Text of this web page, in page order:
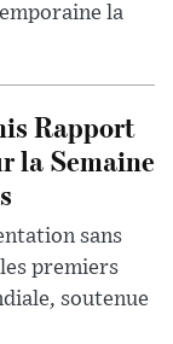
la
Rapport
la Semaine
sans
premiers
soutenue